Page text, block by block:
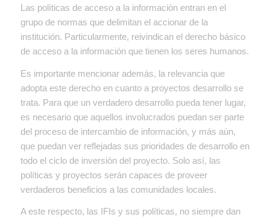
Las políticas de acceso a la información entran en el
grupo de normas que delimitan el accionar de la
institución. Particularmente, reivindican el derecho básico
de acceso a la información que tienen los seres humanos.
Es importante mencionar además, la relevancia que
adopta este derecho en cuanto a proyectos desarrollo se
trata. Para que un verdadero desarrollo pueda tener lugar,
es necesario que aquellos involucrados puedan ser parte
del proceso de intercambio de información, y más aún,
que puedan ver reflejadas sus prioridades de desarrollo en
todo el ciclo de inversión del proyecto. Solo así, las
políticas y proyectos serán capaces de proveer
verdaderos beneficios a las comunidades locales.
A este respecto, las IFIs y sus políticas, no siempre dan